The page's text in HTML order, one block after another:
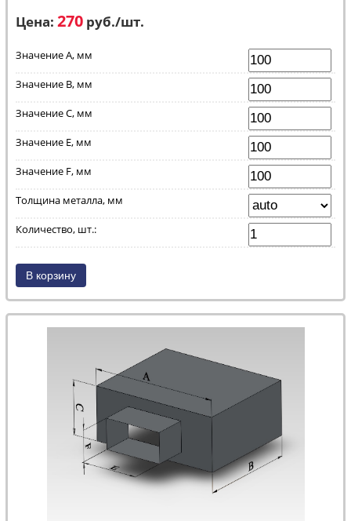
Цена: 270 руб./шт.
Значение А, мм
Значение B, мм
Значение C, мм
Значение E, мм
Значение F, мм
Толщина металла, мм
Количество, шт.: